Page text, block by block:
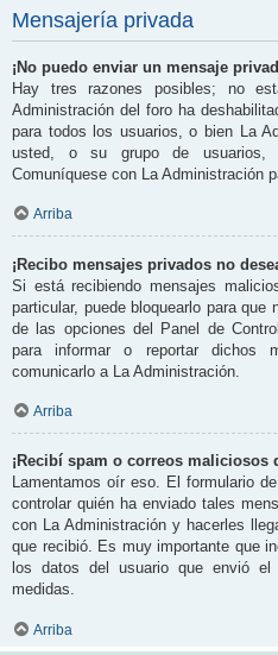
Mensajería privada
¡No puedo enviar un mensaje
Hay tres razones posibles; no
Administración del foro ha
para todos los usuarios, o bien La
usted, o su grupo de usuarios,
Comuníquese con La Administración
Arriba
¡Recibo mensajes privados no
Si está recibiendo mensajes
particular, puede bloquearlo para
de las opciones del Panel de
para informar o reportar dichos
comunicarlo a La Administración.
Arriba
¡Recibí spam o correos maliciosos
Lamentamos oír eso. El formulario
controlar quién ha enviado tales
con La Administración y hacerles
que recibió. Es muy importante que
los datos del usuario que envió el
medidas.
Arriba